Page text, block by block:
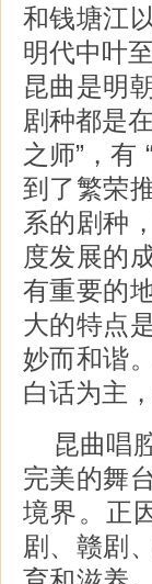
和钱塘江
明代中叶
昆曲是明
剧种都是
之师”，有
到了繁荣
系的剧种
度发展的
有重要的
大的特点
妙而和谐
白话为主
昆曲唱
完美的舞
境界。正
剧、赣剧